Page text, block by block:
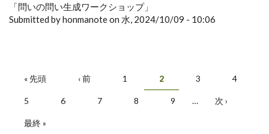
「問いの問い生成ワークショップ」
Submitted by honmanote on 水, 2024/10/09 - 10:06
ページ
« 先頭 ‹ 前 1 2 3 4
5 6 7 8 9 … 次 ›
最終 »